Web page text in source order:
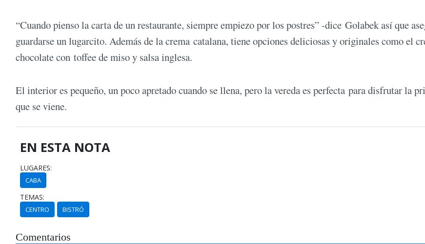
“Cuando pienso la carta de un restaurante, siempre empiezo por los postres” -dice Golabek así que
guardarse un lugarcito. Además de la crema catalana, tiene opciones deliciosas y originales como el
chocolate con toffee de miso y salsa inglesa.
El interior es pequeño, un poco apretado cuando se llena, pero la vereda es perfecta para disfrutar la
que se viene.
EN ESTA NOTA
LUGARES:
CABA
TEMAS:
CENTRO BISTRÓ
Comentarios